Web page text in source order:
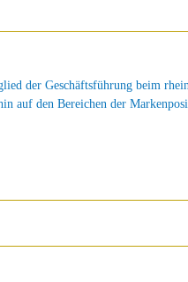
der Geschäftsführung beim
auf den Bereichen der